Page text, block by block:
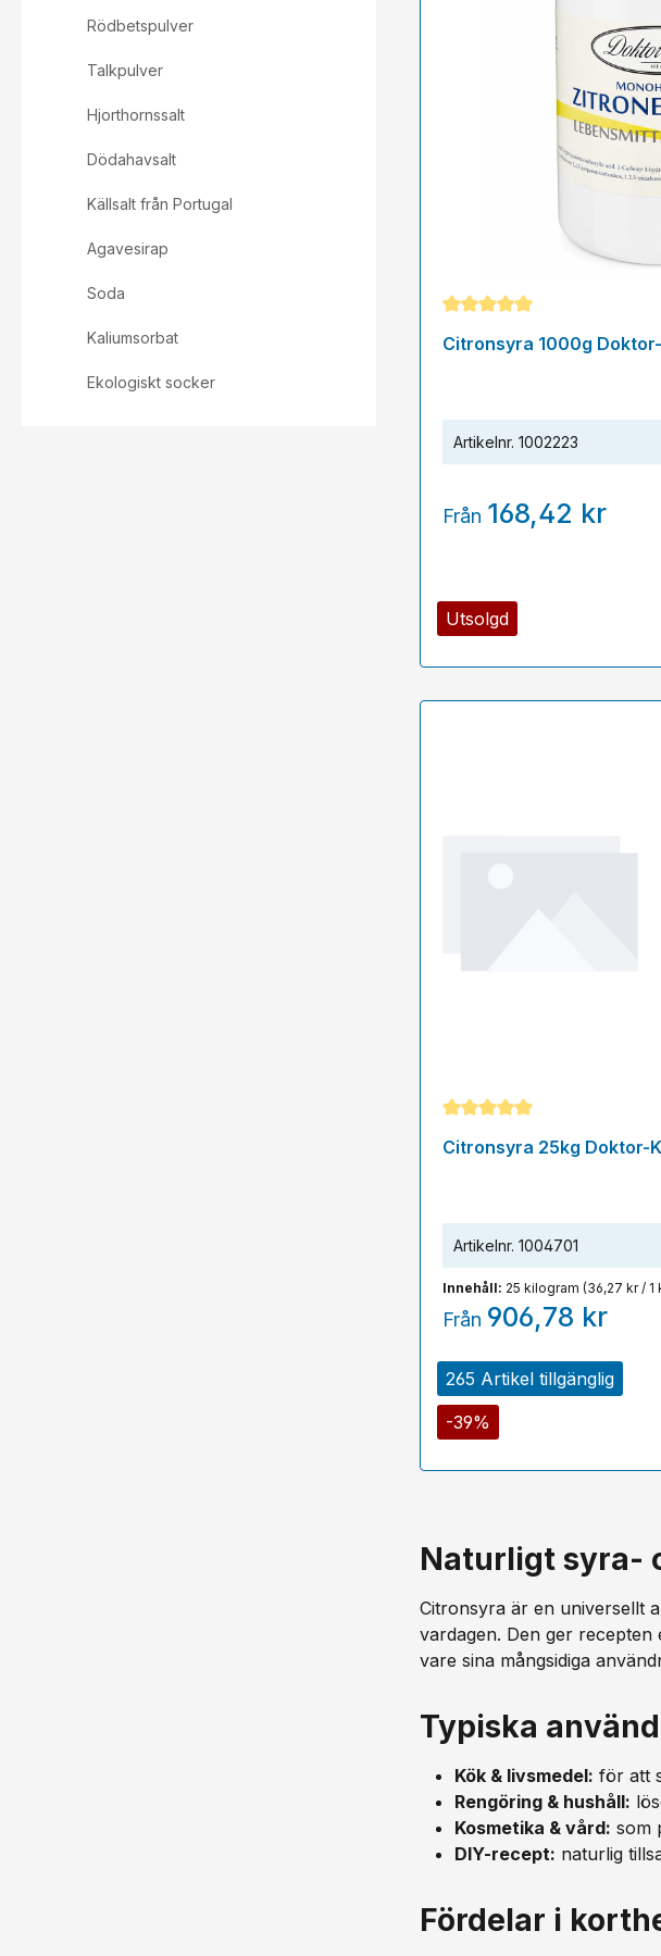
Rödbetspulver
Talkpulver
Hjorthornssalt
Dödahavsalt
Källsalt från Portugal
Agavesirap
Soda
Kaliumsorbat
Ekologiskt socker
Utsolgd
Genomsnittligt betyg på 5
Citronsyra 1000g
Artikelnr. 1002223
Från 168,42 kr
265 Artikel tillgänglig
-39%
Genomsnittligt betyg på 5
Citronsyra 25kg Doktor-
Artikelnr. 1004701
Innehåll: 25 kilogram (36,27 kr / 1
Från 906,78 kr
Naturligt syra-
Citronsyra är en universellt
vardagen. Den ger
vare sina mångsidiga
Typiska
Kök & livsmedel: för att
Rengöring & hushåll:
Kosmetika & vård: som
DIY-recept: naturlig
Fördelar i